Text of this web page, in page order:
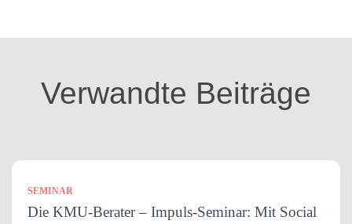
o
Verwandte Beiträge
SEMINAR
Die KMU-Berater – Impuls-Seminar: Mit Social